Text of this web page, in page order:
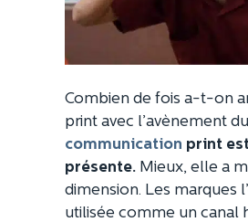
Combien de fois a-t-on
print avec l’avènement
communication print
présente. Mieux, elle a
dimension. Les marques
utilisée comme un canal